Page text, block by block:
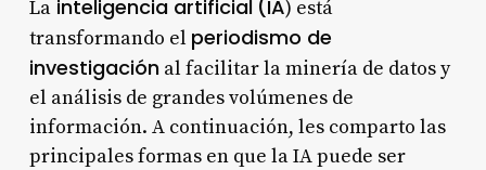
Lainteligencia artificial (IA) está
transformando el periodismo de
investigaciónal facilitar la minería de datos y
el análisis de grandes volúmenes de
información. A continuación, les comparto las
principales formas en que la IA puede ser